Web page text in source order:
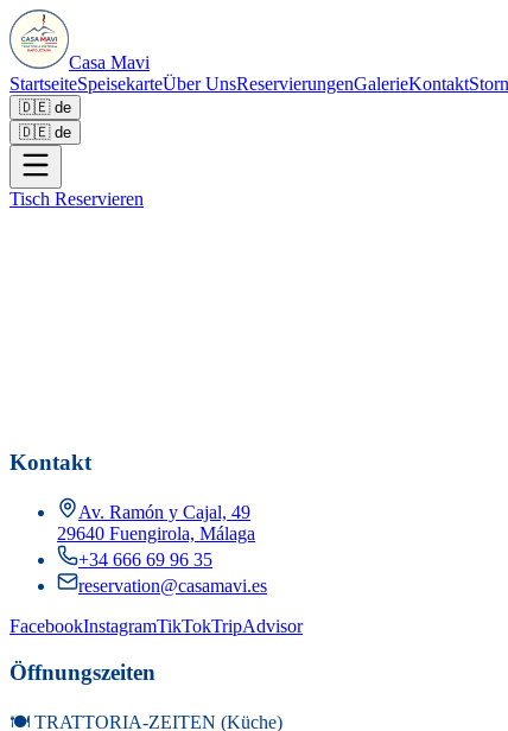
Casa Mavi
StartseiteSpeisekarteÜber UnsReservierungenGalerieKontakt
🇩🇪 de
🇩🇪 de
Tisch Reservieren
Kontakt
Av. Ramón y Cajal, 49
29640 Fuengirola, Málaga
+34 666 69 96 35
reservation@casamavi.es
FacebookInstagramTikTokTripAdvisor
Öffnungszeiten
🍽️ TRATTORIA-ZEITEN (Küche)